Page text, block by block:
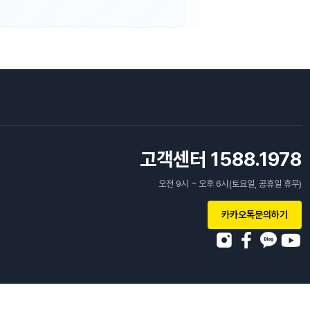
고객센터 1588.1978
오전 9시 ~ 오후 6시(토요일, 공휴일 휴무)
카카오톡문의하기